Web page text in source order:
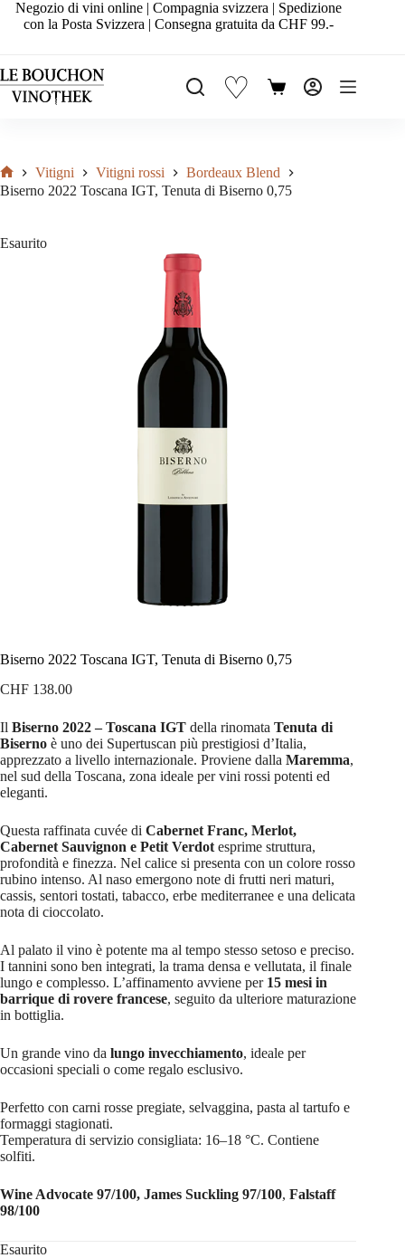
SaltaNegozio di vini online | Compagnia svizzera | Spedizione
con la Posta Svizzera | Consegna gratuita da CHF 99.-
♡ Carrello
Home
Vitigni Vitigni rossi
Bordeaux Blend
Biserno 2022 Toscana IGT, Tenuta di Biserno 0,75
Biserno 2022 Toscana IGT, Tenuta di Biserno 0,75
CHF 138.00
Il Biserno 2022 – Toscana IGT della rinomata Tenuta di
Biserno è uno dei Supertuscan più prestigiosi d’Italia,
apprezzato a livello internazionale. Proviene dalla Maremma,
nel sud della Toscana, zona ideale per vini rossi potenti ed
eleganti.
Questa raffinata cuvée di Cabernet Franc, Merlot,
Cabernet Sauvignon e Petit Verdot esprime struttura,
profondità e finezza. Nel calice si presenta con un colore rosso
rubino intenso. Al naso emergono note di frutti neri maturi,
cassis, sentori tostati, tabacco, erbe mediterranee e una delicata
nota di cioccolato.
Al palato il vino è potente ma al tempo stesso setoso e preciso.
I tannini sono ben integrati, la trama densa e vellutata, il finale
lungo e complesso. L’affinamento avviene per 15 mesi in
barrique di rovere francese, seguito da ulteriore maturazione
in bottiglia.
Un grande vino da lungo invecchiamento, ideale per
occasioni speciali o come regalo esclusivo.
Perfetto con carni rosse pregiate, selvaggina, pasta al tartufo e
formaggi stagionati.
Temperatura di servizio consigliata: 16–18 °C. Contiene
solfiti.
Wine Advocate 97/100, James Suckling 97/100, Falstaff
98/100
Esaurito